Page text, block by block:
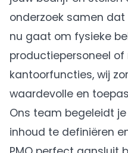
onderzoek samen
nu gaat om fysieke
productiepersoneel
kantoorfuncties, wij
waardevolle en
Ons team begeleidt
inhoud te definiëren